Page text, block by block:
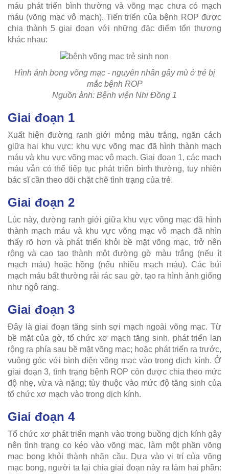
máu phát triển bình thường và võng mạc chưa có mạch
máu (võng mạc vô mạch). Tiến triển của bệnh ROP được
chia thành 5 giai đoạn với những đặc điểm tổn thương
khác nhau:
Hình ảnh bong võng mạc - nguyên nhân gây mù ở trẻ bị
mắc bệnh ROP
Nguồn ảnh: Bệnh viện Nhi Đồng 1
Giai đoạn 1
Xuất hiện đường ranh giới mỏng màu trắng, ngăn cách
giữa hai khu vực: khu vực võng mạc đã hình thành mạch
máu và khu vực võng mạc vô mạch. Giai đoạn 1, các mạch
máu vẫn có thể tiếp tục phát triển bình thường, tuy nhiên
bác sĩ cần theo dõi chặt chẽ tình trạng của trẻ.
Giai đoạn 2
Lúc này, đường ranh giới giữa khu vực võng mạc đã hình
thành mạch máu và khu vực võng mạc vô mạch đã nhìn
thấy rõ hơn và phát triển khỏi bề mặt võng mạc, trở nên
rộng và cao tạo thành một đường gờ màu trắng (nếu ít
mạch máu) hoặc hồng (nếu nhiều mạch máu). Các búi
mạch máu bất thường rải rác sau gờ, tạo ra hình ảnh giống
như ngô rang.
Giai đoạn 3
Đây là giai đoạn tăng sinh sợi mạch ngoài võng mạc. Từ
bề mặt của gờ, tổ chức xơ mạch tăng sinh, phát triển lan
rộng ra phía sau bề mặt võng mạc; hoặc phát triển ra trước,
vuông góc với bình diện võng mạc vào trong dịch kính. Ở
giai đoạn 3, tình trạng bệnh ROP còn được chia theo mức
độ nhẹ, vừa và nặng; tùy thuộc vào mức độ tăng sinh của
tổ chức xơ mạch vào trong dịch kính.
Giai đoạn 4
Tổ chức xơ phát triển mạnh vào trong buồng dịch kính gây
nên tình trạng co kéo vào võng mạc, làm một phần võng
mạc bong khỏi thành nhãn cầu. Dựa vào vị trí của võng
mạc bong, người ta lại chia giai đoạn này ra làm hai phần: